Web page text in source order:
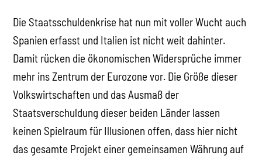
Die Staatsschuldenkrise hat nun mit voller Wucht auch
Spanien erfasst und Italien ist nicht weit dahinter.
Damit rücken die ökonomischen Widersprüche immer
mehr ins Zentrum der Eurozone vor. Die Größe dieser
Volkswirtschaften und das Ausmaß der
Staatsverschuldung dieser beiden Länder lassen
keinen Spielraum für Illusionen offen, dass hier nicht
das gesamte Projekt einer gemeinsamen Währung auf